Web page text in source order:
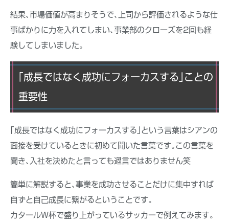
結果､市場価値が高まりそうで､上司から評価されるような仕
事ばかりに力を入れてしまい､事業部のクローズを2回も経
験してしまいました｡
｢成長ではなく成功にフォーカスする｣ことの
重要性
｢成長ではなく成功にフォーカスする｣という言葉はシアンの
面接を受けているときに初めて聞いた言葉です｡この言葉を
聞き､入社を決めたと言っても過言ではありません笑
簡単に解説すると､事業を成功させることだけに集中すれば
自ずと自己成長に繋がるということです｡
カタールW杯で盛り上がっているサッカーで例えてみます｡